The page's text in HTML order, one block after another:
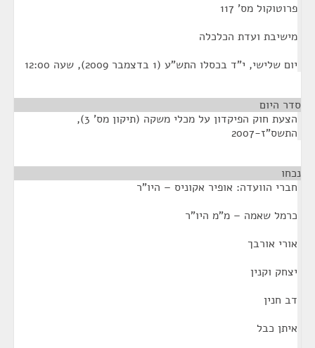
פרוטוקול מס' 117
מישיבת ועדת הכלכלה
יום שלישי, י"ד בכסלו התש"ע (1 בדצמבר 2009), שעה 12:00
סדר היום
הצעת חוק הפיקדון על מכלי משקה (תיקון מס' 3),
התשס"ז-2007
נכחו
חברי הוועדה: אופיר אקוניס – היו"ר
כרמל שאמה – מ"מ היו"ר
אורי אורבך
יצחק וקנין
דב חנין
איתן כבל